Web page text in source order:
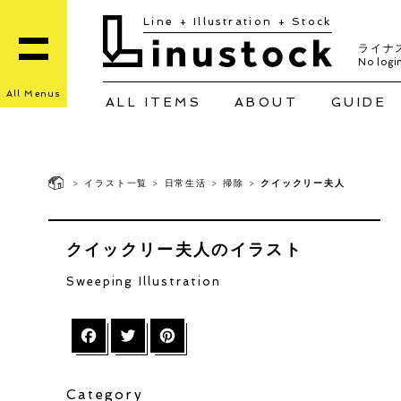
Line + Illustration + Stock
ライナ
No
ALL ITEMS ABOUT GUIDE
All Menus
> イラスト一覧 > 日常生活 >掃除 > クイックリー夫人
クイックリー夫人のイラスト
Sweeping Illustration
FacebookTwitter Pinterest
Category